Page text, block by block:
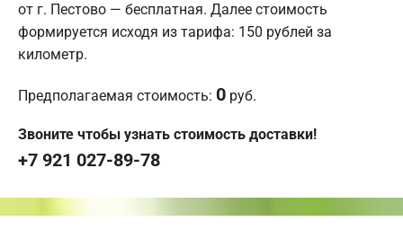
от г. Пестово — бесплатная. Далее стоимость
формируется исходя из тарифа: 150 рублей за
километр.
Предполагаемая стоимость: 0 руб.
Звоните чтобы узнать стоимость доставки!
+7 921 027-89-78